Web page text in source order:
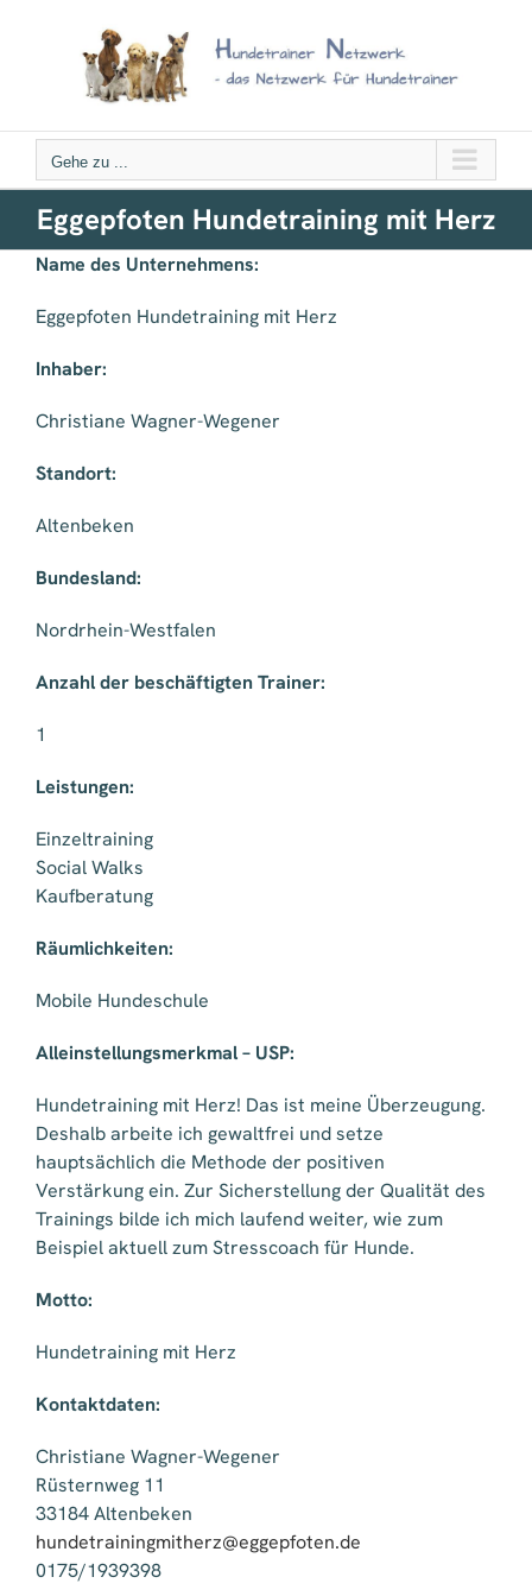
Gehe zu ...
Eggepfoten Hundetraining mit Herz
Name des Unternehmens:
Eggepfoten Hundetraining mit Herz
Inhaber:
Christiane Wagner-Wegener
Standort:
Altenbeken
Bundesland:
Nordrhein-Westfalen
Anzahl der beschäftigten Trainer:
1
Leistungen:
Einzeltraining
Social Walks
Kaufberatung
Räumlichkeiten:
Mobile Hundeschule
Alleinstellungsmerkmal – USP:
Hundetraining mit Herz! Das ist meine Überzeugung.
Deshalb arbeite ich gewaltfrei und setze
hauptsächlich die Methode der positiven
Verstärkung ein. Zur Sicherstellung der Qualität des
Trainings bilde ich mich laufend weiter, wie zum
Beispiel aktuell zum Stresscoach für Hunde.
Motto:
Hundetraining mit Herz
Kontaktdaten:
Christiane Wagner-Wegener
Rüsternweg 11
33184 Altenbeken
hundetrainingmitherz@eggepfoten.de
0175/1939398